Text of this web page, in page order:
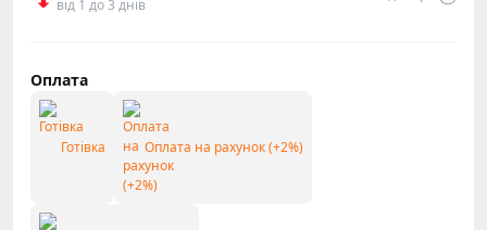
від 1 до 3 днів
Оплата
Готівка Оплата на рахунок (+2%)